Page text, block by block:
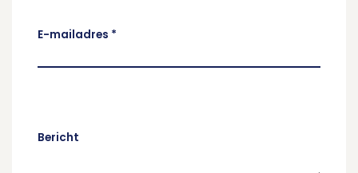
E-mailadres *
Bericht